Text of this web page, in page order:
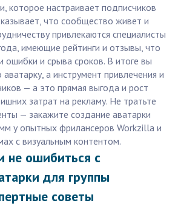
которое настраивает подписчиков
что сообщество живет и
привлекаются специалисты
имеющие рейтинги и отзывы, что
ошибки и срыва сроков. В итоге вы
а инструмент привлечения и
— а это прямая выгода и рост
затрат на рекламу. Не тратьте
— закажите создание аватарки
у опытных фрилансеров Workzilla и
с визуальным контентом.
не ошибиться с
для группы
советы